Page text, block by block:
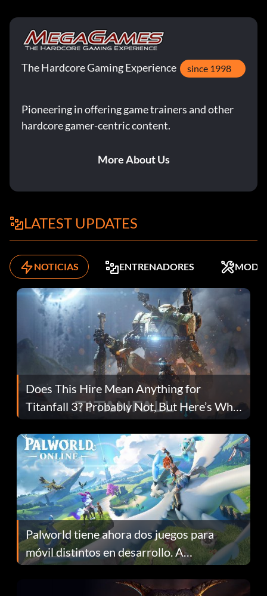
The Hardcore Gaming Experience since 1998
Pioneering in offering game trainers and other
hardcore gamer-centric content.
More About Us
LATEST UPDATES
NOTICIAS ENTRENADORES MODS
Does This Hire Mean Anything for
Titanfall 3? Probably Not, But Here’s Why
Fans Are Hopeful
Palworld tiene ahora dos juegos para
móvil distintos en desarrollo. A
continuación te explicamos por qué.